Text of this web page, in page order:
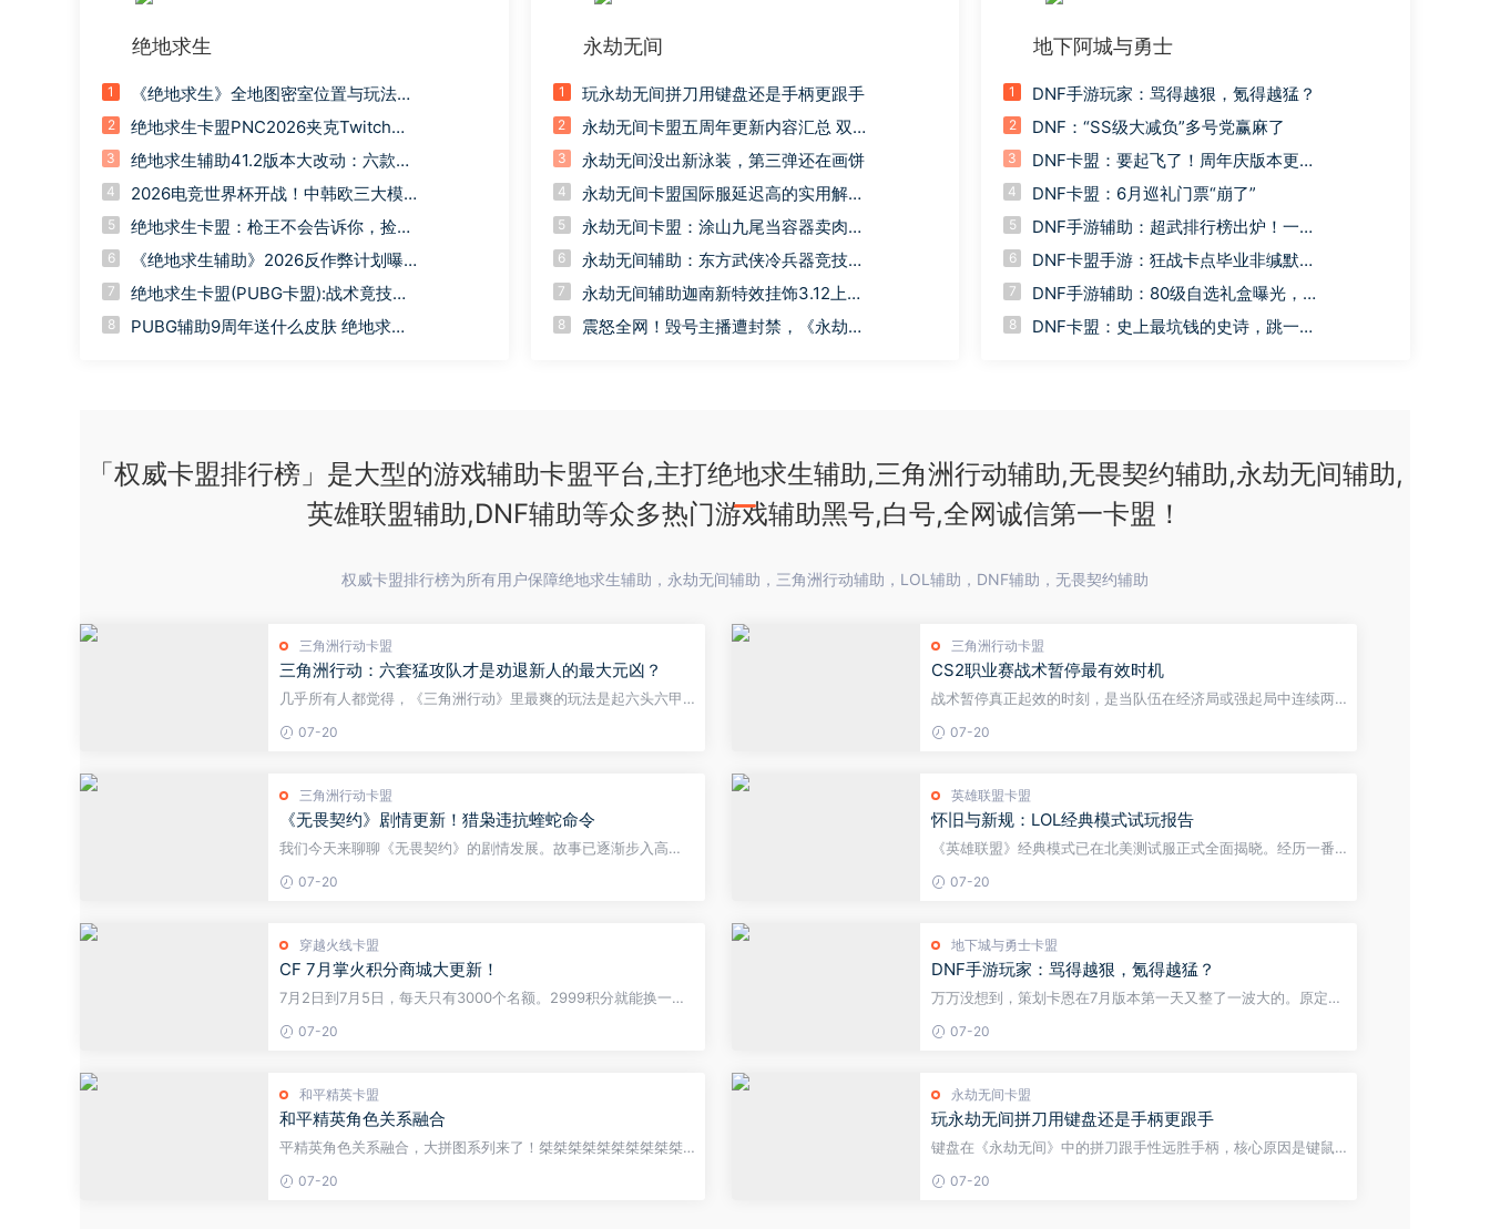
绝地求生
1
《绝地求生》全地图密室位置与玩法详
解
2
绝地求生卡盟PNC2026夹克Twitch掉
宝/老鼠台掉宝领取教程
3
绝地求生辅助41.2版本大改动：六款经
典枪械成绝响，你的青春落幕了吗
4
2026电竞世界杯开战！中韩欧三大模
式，谁才是PUBG卡盟最强王者？
5
绝地求生卡盟：枪王不会告诉你，捡这
几把枪，比捡M416胜率翻一倍
6
《绝地求生辅助》2026反作弊计划曝
光！去年26万DMA设备被永封
7
绝地求生卡盟(PUBG卡盟):战术竟技传
奇，逐鹿荒野求生之巅
8
PUBG辅助9周年送什么皮肤 绝地求生9
永劫无间
1 玩永劫无间拼刀用键盘还是手柄更跟手
2
永劫无间卡盟五周年更新内容汇总 双端
互通和水中战斗上线
3 永劫无间没出新泳装，第三弹还在画饼
4
永劫无间卡盟国际服延迟高的实用解决
方法汇总
5
永劫无间卡盟：涂山九尾当容器卖肉，
三排控场还得靠她？
6
永劫无间辅助：东方武侠冷兵器竞技巅
峰之作
7
永劫无间辅助迦南新特效挂饰3.12上
线！全套外观定价全曝光
8
震怒全网！毁号主播遭封禁，《永劫无
地下阿城与勇士
1 DNF手游玩家：骂得越狠，氪得越猛？
2 DNF：“SS级大减负”多号党赢麻了
3
DNF卡盟：要起飞了！周年庆版本更新
后，拍卖行3大黑马道具彻底逆袭
4 DNF卡盟：6月巡礼门票“崩了”
5
DNF手游辅助：超武排行榜出炉！一周
诞生2000把武器，可以自选编号！
6
DNF卡盟手游：狂战卡点毕业非缄默石
头，周一这个奖励别忘了领，80版本搬
砖策略分析，全角色刷深渊最划算，有
一点很关键
7
DNF手游辅助：80级自选礼盒曝光，可
以选武器，但有3大陷阱需要避坑！
8
DNF卡盟：史上最坑钱的史诗，跳一下
「权威卡盟排行榜」是大型的游戏辅助卡盟平台,主打绝地求生辅助,三角洲行动辅助,无畏契约辅助,永劫无间辅助,
英雄联盟辅助,DNF辅助等众多热门游戏辅助黑号,白号,全网诚信第一卡盟！
权威卡盟排行榜为所有用户保障绝地求生辅助，永劫无间辅助，三角洲行动辅助，LOL辅助，DNF辅助，无畏契约辅助
三角洲行动卡盟
三角洲行动：六套猛攻队才是劝退新人的最大元凶？
几乎所有人都觉得，《三角洲行动》里最爽的玩法是起六头六甲
半。 但没人告诉你，这帮猛攻队，才是这游戏里劝退普...
07-20
三角洲行动卡盟
CS2职业赛战术暂停最有效时机
战术暂停真正起效的时刻，是当队伍在经济局或强起局中连续两
手起狙或刚丢分情绪波动时盲目按下。 职业选...
07-20
三角洲行动卡盟
《无畏契约》剧情更新！猎枭违抗蝰蛇命令
我们今天来聊聊《无畏契约》的剧情发展。故事已逐渐步入高
&rdquo;很可能成为他们的决战之地，Omega蝰蛇已...
07-20
英雄联盟卡盟
怀旧与新规：LOL经典模式试玩报告
《英雄联盟》经典模式已在北美测试服正式全面揭晓。经历一番
面目。该模式中的每位英雄都是基于老英雄的...
07-20
穿越火线卡盟
CF 7月掌火积分商城大更新！
7月2日到7月5日，每天只有3000个名额。2999积分就能换一把
利，首页置顶的积分签到入口点进去就能看到。除...
07-20
地下城与勇士卡盟
DNF手游玩家：骂得越狠，氪得越猛？
万万没想到，策划卡恩在7月版本第一天又整了一波大的。原定早
时，这要是没记错的话，应该是游戏上线以来头一回。...
07-20
和平精英卡盟
和平精英角色关系融合
平精英角色关系融合，大拼图系列来了！桀桀桀桀桀桀桀桀桀桀
#...
07-20
永劫无间卡盟
玩永劫无间拼刀用键盘还是手柄更跟手
键盘在《永劫无间》中的拼刀跟手性远胜手柄，核心原因是键鼠
摇杆和扳机的物理行程会额外引入50到100毫秒的...
07-20